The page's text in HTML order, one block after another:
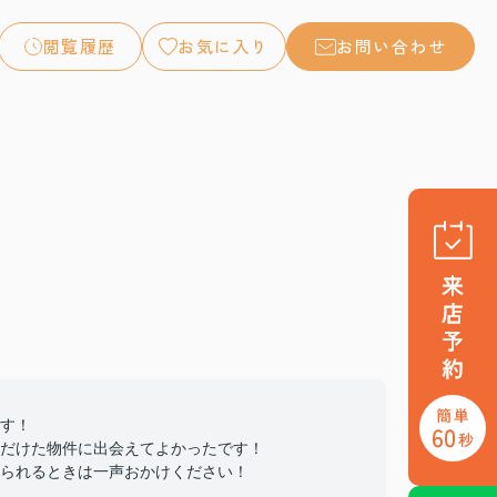
閲覧履歴 お気に入り お問い合わせ
！
けた物件に出会えてよかったです！
れるときは一声おかけください！